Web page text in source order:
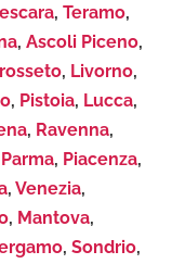
, Teramo,
, Ascoli Piceno,
, Livorno,
, Pistoia, Lucca,
, Ravenna,
Parma, Piacenza,
, Venezia,
, Mantova,
, Sondrio,